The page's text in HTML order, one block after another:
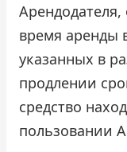
время аренды
указанных в
продлении
средство
пользовании